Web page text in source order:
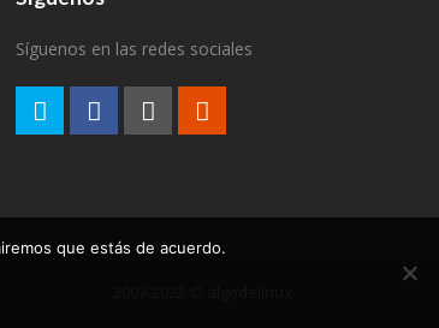
Síguenos en las redes sociales
que estás de acuerdo.